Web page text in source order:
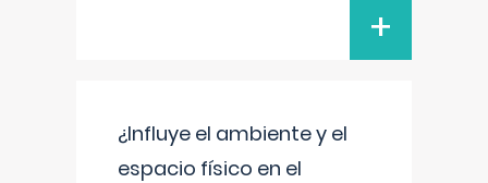
+
¿Influye el ambiente y el
espacio físico en el